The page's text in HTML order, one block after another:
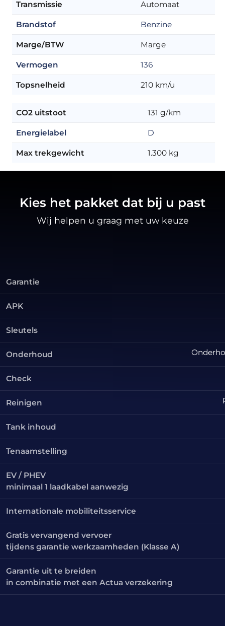
Transmissie Automaat
Brandstof Benzine
Marge/BTW Marge
Vermogen 136
Topsnelheid 210 km/u
CO2 uitstoot 131 g/km
Energielabel D
Max trekgewicht 1.300 kg
Kies het pakket dat bij u past
Wij helpen u graag met uw keuze
Garantie
APK
Sleutels
Onderhoud
Check
Reinigen
Tank inhoud
Tenaamstelling
EV / PHEV
minimaal 1 laadkabel aanwezig
Internationale mobiliteitsservice
Gratis vervangend vervoer
tijdens garantie werkzaamheden (Klasse A)
Garantie uit te breiden
in combinatie met een Actua verzekering